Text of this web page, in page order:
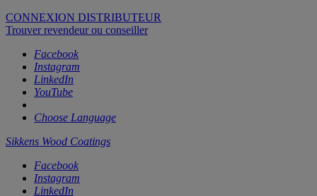
CONNEXION DISTRIBUTEUR
Trouver revendeur ou conseiller
Facebook
Instagram
LinkedIn
YouTube
Choose Language
Sikkens Wood Coatings
Facebook
Instagram
LinkedIn